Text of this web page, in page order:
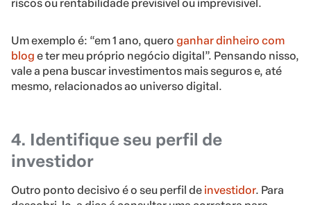
riscos ou rentabilidade previsível ou imprevisível.
Um exemplo é: “em 1 ano, quero ganhar dinheiro com
blog e ter meu próprio negócio digital”. Pensando nisso,
vale a pena buscar investimentos mais seguros e, até
mesmo, relacionados ao universo digital.
4. Identifique seu perfil de
investidor
Outro ponto decisivo é o seu perfil de investidor. Para